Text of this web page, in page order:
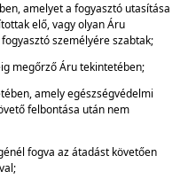
amelyet a fogyasztó utasítása
elő, vagy olyan Áru
személyére szabtak;
megőrző Áru tekintetében;
amely egészségvédelmi
felbontása után nem
fogva az átadást követően